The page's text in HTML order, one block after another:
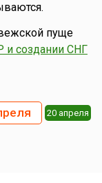
пуще
и создании СНГ
20 апреля